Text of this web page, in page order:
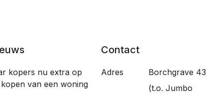
kopers nu extra op
van een woning
Contact
Adres
Borchgrave 43
(t.o. Jumbo